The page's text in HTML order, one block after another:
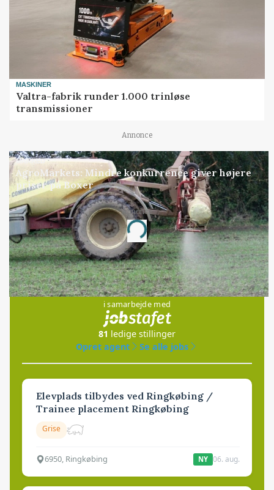
MASKINER
Valtra-fabrik runder 1.000 trinløse
transmissioner
Annonce
MARKED
AgroMarkets: Mindre konkurrence giver højere
priser på Boxer
Annonce
Loading...
Jobs
i samarbejde med
81 ledige stillinger
Opret agent
Se alle jobs
Elevplads tilbydes ved Ringkøbing /
Trainee placement Ringkøbing
Grise
6950, Ringkøbing NY 06. aug.